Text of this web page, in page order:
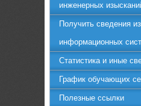
инженерных
Получить сведения
информационных
Статистика и иные
График обучающих
Полезные ссылки